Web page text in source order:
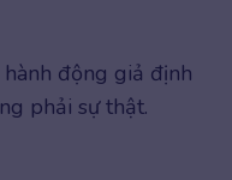
động giả định
phải sự thật.